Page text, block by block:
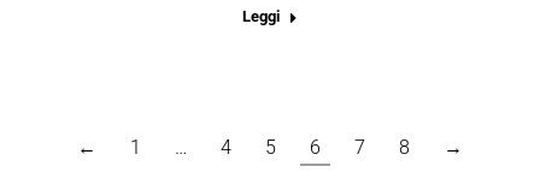
Leggi
← 1 … 4 5 6 7 8 →